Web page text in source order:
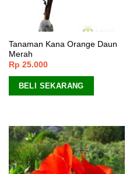
Tanaman Kana Orange Daun
Merah
Rp 25.000
BELI SEKARANG